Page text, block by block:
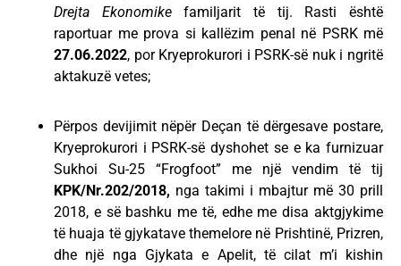
Drejta Ekonomikefamiljarit të tij. Rasti është
raportuar me prova si kallëzim penal në PSRK më
27.06.2022, por Kryeprokurori i PSRK-së nuk i ngritë
aktakuzë vetes;
Përpos devijimit nëpër Deçan të dërgesave postare,
Kryeprokurori i PSRK-së dyshohet se e ka furnizuar
Sukhoi Su-25 “Frogfoot” me një vendim të tij
KPK/Nr.202/2018, nga takimi i mbajtur më 30 prill
2018, e së bashku me të, edhe me disa aktgjykime
të huaja të gjykatave themelore në Prishtinë, Prizren,
dhe një nga Gjykata e Apelit, të cilat m’i kishin